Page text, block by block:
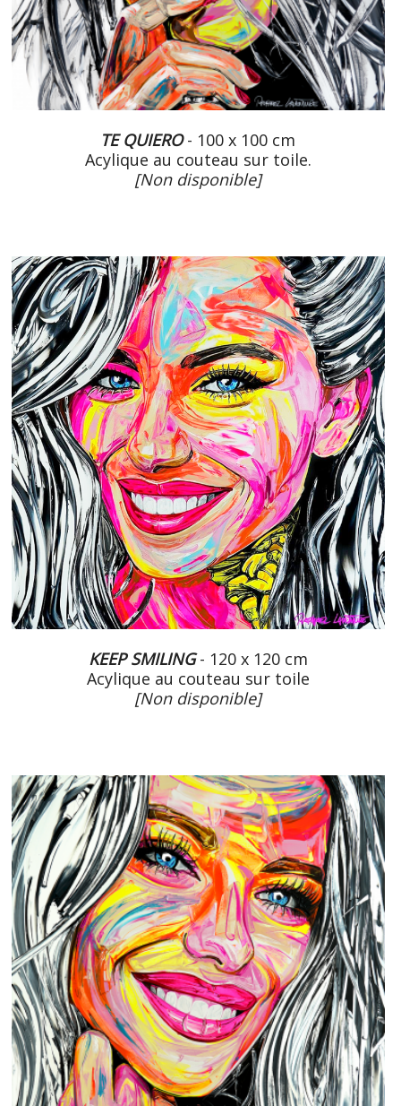
TE QUIERO- 100 x 100 cm
Acylique au couteau sur toile.
[Non disponible]
KEEP SMILING- 120 x 120 cm
Acylique au couteau sur toile
[Non disponible]